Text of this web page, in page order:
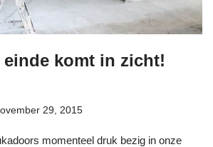
einde komt in zicht!
29, 2015
momenteel druk bezig in onze